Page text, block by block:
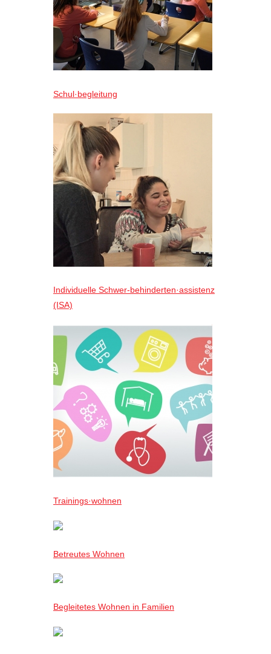
Schul·begleitung
Individuelle Schwer-behinderten·assistenz
(ISA)
Trainings·wohnen
Betreutes Wohnen
Begleitetes Wohnen in Familien